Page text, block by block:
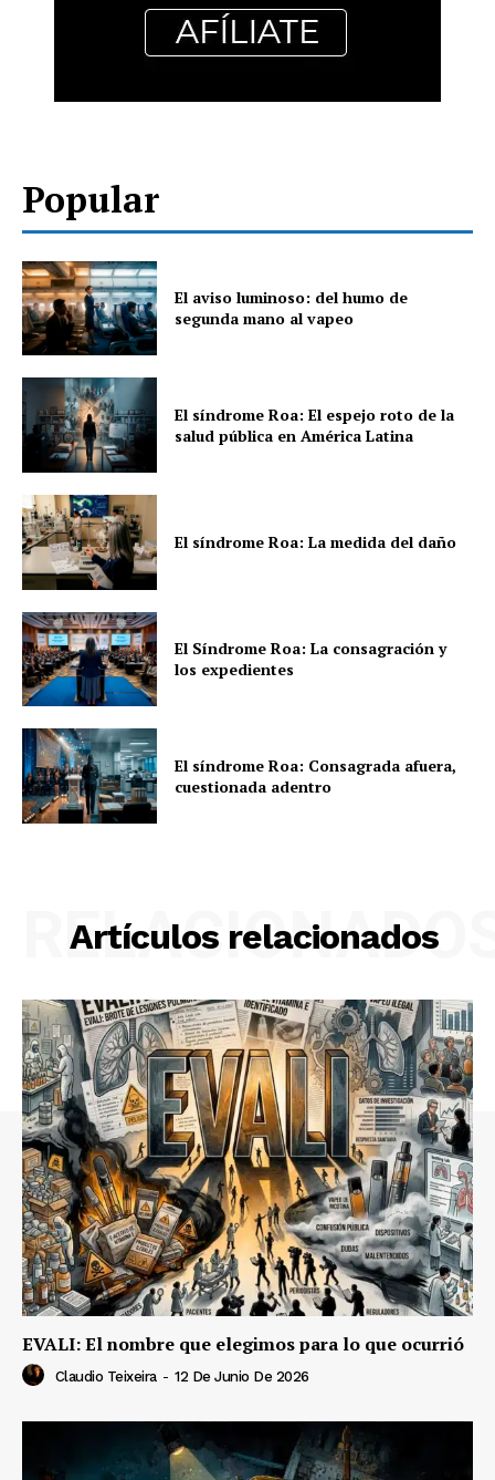
Popular
El aviso luminoso: del humo de
segunda mano al vapeo
El síndrome Roa: El espejo roto de la
salud pública en América Latina
El síndrome Roa: La medida del daño
El Síndrome Roa: La consagración y
los expedientes
El síndrome Roa: Consagrada afuera,
cuestionada adentro
Artículos relacionados
EVALI: El nombre que elegimos para lo que ocurrió
Claudio Teixeira - 12 De Junio De 2026